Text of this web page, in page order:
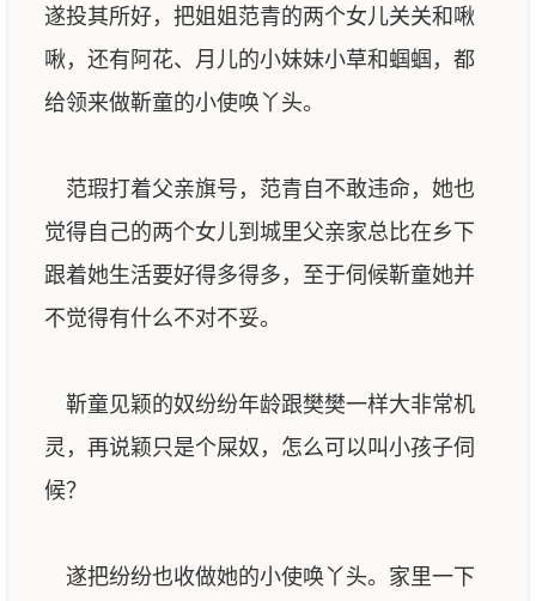
遂投其所好，把姐姐范青的两个女儿关关和啾
啾，还有阿花、月儿的小妹妹小草和蝈蝈，都
给领来做靳童的小使唤丫头。
范瑕打着父亲旗号，范青自不敢违命，她也
觉得自己的两个女儿到城里父亲家总比在乡下
跟着她生活要好得多得多，至于伺候靳童她并
不觉得有什么不对不妥。
靳童见颖的奴纷纷年龄跟樊樊一样大非常机
灵，再说颖只是个屎奴，怎么可以叫小孩子伺
候？
遂把纷纷也收做她的小使唤丫头。家里一下